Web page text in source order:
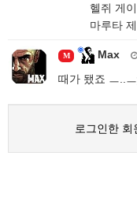
헬쥐 게
마루타
M Max
때가 됐죠 ㅡ..
로그인한 회